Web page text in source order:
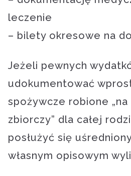
leczenie
– bilety okresowe na
Jeżeli pewnych
udokumentować
spożywcze robione „na
zbiorczy” dla całej
posłużyć się
własnym opisowym